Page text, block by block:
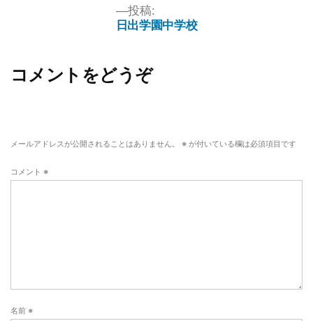
投稿:
日出学園中学校
コメントをどうぞ
メールアドレスが公開されることはありません。 ※ が付いている欄は必須項目です
コメント ※
名前 ※